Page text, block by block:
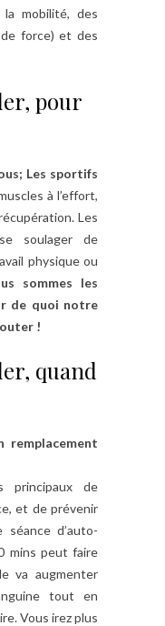
mobilité, des
force) et des
pour
Les sportifs
à l’effort,
Les
soulager de
physique ou
sommes les
de quoi notre
!
quand
remplacement
principaux de
et de prévenir
d’auto-
mins peut faire
va augmenter
tout en
Vous irez plus